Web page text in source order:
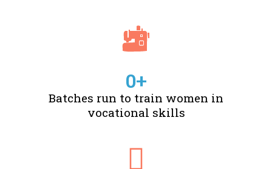
Batches run to train women in
vocational skills
0+